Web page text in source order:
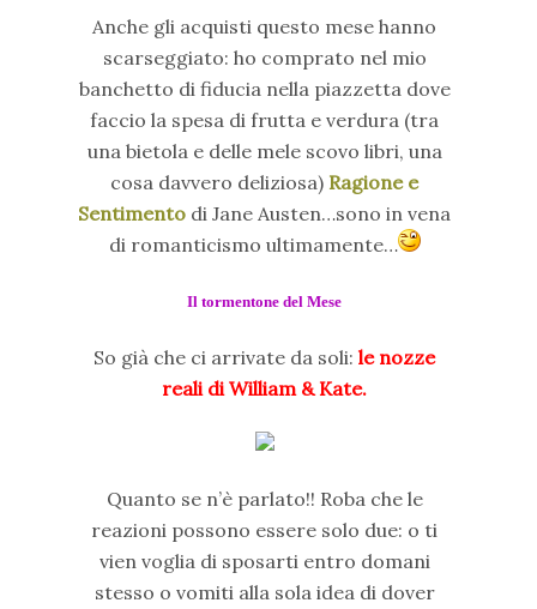
Anche gli acquisti questo mese hanno
scarseggiato: ho comprato nel mio
banchetto di fiducia nella piazzetta dove
faccio la spesa di frutta e verdura (tra
una bietola e delle mele scovo libri, una
cosa davvero deliziosa) Ragione e
Sentimento di Jane Austen…sono in vena
di romanticismo ultimamente…
Il tormentone del Mese
So già che ci arrivate da soli: le nozze
reali di William & Kate.
Quanto se n’è parlato!! Roba che le
reazioni possono essere solo due: o ti
vien voglia di sposarti entro domani
stesso o vomiti alla sola idea di dover